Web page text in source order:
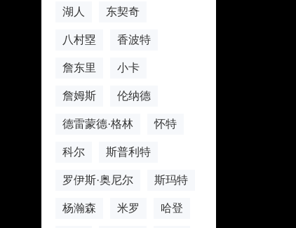
湖人 东契奇
八村塁 香波特
詹东里 小卡
詹姆斯 伦纳德
德雷蒙德·格林 怀特
科尔 斯普利特
罗伊斯·奥尼尔 斯玛特
杨瀚森 米罗 哈登